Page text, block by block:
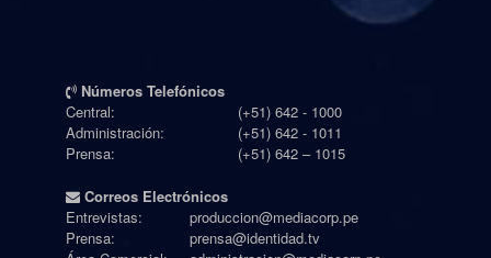
Números Telefónicos
Central:
(+51) 642 - 1000
Administración:
(+51) 642 - 1011
Prensa:
(+51) 642 – 1015
Correos Electrónicos
Entrevistas:
produccion@mediacorp.pe
Prensa:
prensa@identidad.tv